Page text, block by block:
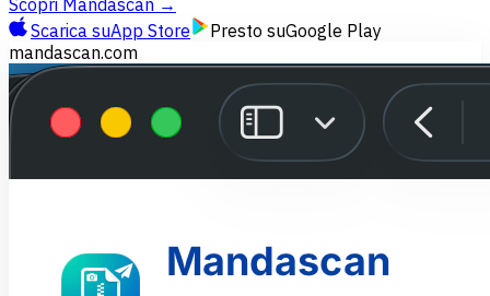
Scopri Mandascan →
Scarica suApp Store Presto suGoogle Play
mandascan.com